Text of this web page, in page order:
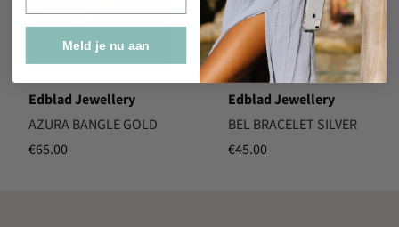
Edblad Jewellery
AZURA BANGLE GOLD
€65.00
Edblad Jewellery
BEL BRACELET SILVER
€45.00
Meld je nu aan